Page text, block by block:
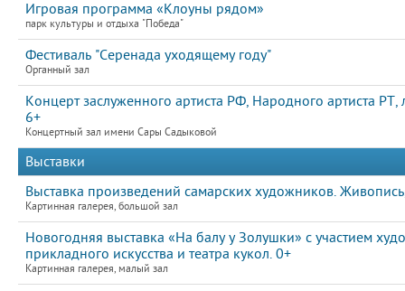
Игровая программа «Клоуны рядом»
парк культуры и отдыха "Победа"
Фестиваль "Серенада уходящему году"
Органный зал
Концерт заслуженного артиста РФ, Народного артиста
6+
Концертный зал имени Сары Садыковой
Выставки
Выставка произведений самарских художников.
Картинная галерея, большой зал
Новогодняя выставка «На балу у Золушки» с участием
прикладного искусства и театра кукол. 0+
Картинная галерея, малый зал